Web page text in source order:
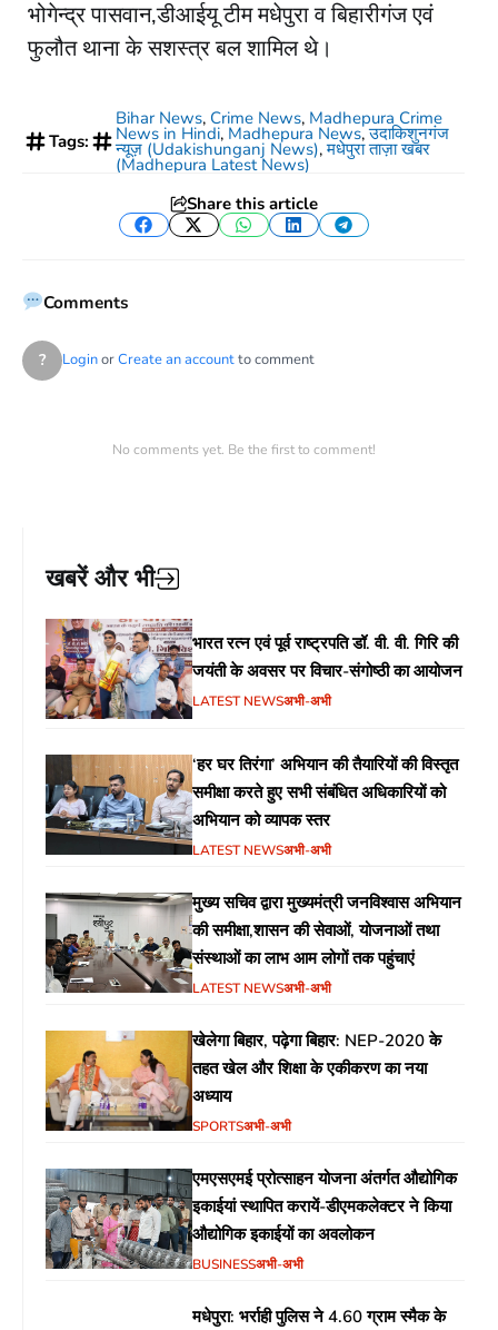
भोगेन्द्र पासवान,डीआईयू टीम मधेपुरा व बिहारीगंज एवं
फुलौत थाना के सशस्त्र बल शामिल थे।
Tags:
Bihar News, Crime News, Madhepura Crime
News in Hindi, Madhepura News,उदाकिशुनगंज
न्यूज़ (Udakishunganj News),मधेपुरा ताज़ा खबर
(Madhepura Latest News)
Share this article
Facebook
TwitterWhatsApp
LinkedInTelegram
Comments
? LoginorCreate an accountto comment
No comments yet. Be the first to comment!
खबरें और भी
भारत रत्न एवं पूर्व राष्ट्रपति डॉ. वी. वी. गिरि की
जयंती के अवसर पर विचार-संगोष्ठी का आयोजन
LATEST NEWSअभी-अभी
‘हर घर तिरंगा’ अभियान की तैयारियों की विस्तृत
समीक्षा करते हुए सभी संबंधित अधिकारियों को
अभियान को व्यापक स्तर
LATEST NEWSअभी-अभी
मुख्य सचिव द्वारा मुख्यमंत्री जनविश्वास अभियान
की समीक्षा,शासन की सेवाओं, योजनाओं तथा
संस्थाओं का लाभ आम लोगों तक पहुंचाएं
LATEST NEWSअभी-अभी
खेलेगा बिहार, पढ़ेगा बिहार: NEP-2020 के
तहत खेल और शिक्षा के एकीकरण का नया
अध्याय
SPORTSअभी-अभी
एमएसएमई प्रोत्साहन योजना अंतर्गत औद्योगिक
इकाईयां स्थापित करायें-डीएमकलेक्टर ने किया
औद्योगिक इकाईयों का अवलोकन
BUSINESSअभी-अभी
मधेपुरा: भर्राही पुलिस ने 4.60 ग्राम स्मैक के